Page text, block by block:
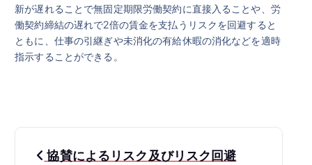
新が遅れることで無固定期限労働契約に直接入ることや、労
働契約締結の遅れで2倍の賃金を支払うリスクを回避すると
ともに、仕事の引継ぎや未消化の有給休暇の消化などを適時
指示することができる。
投 協賛によるリスク及びリスク回避